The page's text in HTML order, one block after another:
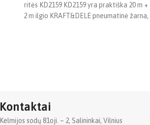
ritės KD2159 KD2159 yra praktiška 20 m +
2 m ilgio KRAFT&DELE pneumatinė žarna,
Kontaktai
Kelmijos sodų 81oji. – 2, Salininkai, Vilnius